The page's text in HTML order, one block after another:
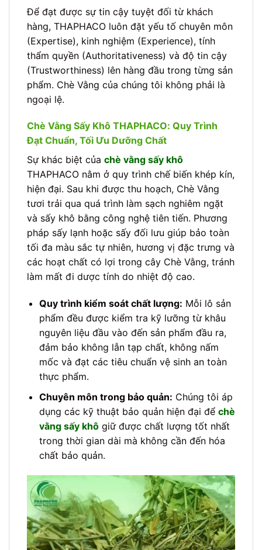
Để đạt được sự tin cậy tuyệt đối từ khách
hàng, THAPHACO luôn đặt yếu tố chuyên môn
(Expertise), kinh nghiệm (Experience), tính
thẩm quyền (Authoritativeness) và độ tin cậy
(Trustworthiness) lên hàng đầu trong từng sản
phẩm. Chè Vằng của chúng tôi không phải là
ngoại lệ.
Chè Vằng Sấy Khô THAPHACO: Quy Trình
Đạt Chuẩn, Tối Ưu Dưỡng Chất
Sự khác biệt của chè vằng sấy khô
THAPHACO nằm ở quy trình chế biến khép kín,
hiện đại. Sau khi được thu hoạch, Chè Vằng
tươi trải qua quá trình làm sạch nghiêm ngặt
và sấy khô bằng công nghệ tiên tiến. Phương
pháp sấy lạnh hoặc sấy đối lưu giúp bảo toàn
tối đa màu sắc tự nhiên, hương vị đặc trưng và
các hoạt chất có lợi trong cây Chè Vằng, tránh
làm mất đi dược tính do nhiệt độ cao.
Quy trình kiểm soát chất lượng: Mỗi lô sản
phẩm đều được kiểm tra kỹ lưỡng từ khâu
nguyên liệu đầu vào đến sản phẩm đầu ra,
đảm bảo không lẫn tạp chất, không nấm
mốc và đạt các tiêu chuẩn vệ sinh an toàn
thực phẩm.
Chuyên môn trong bảo quản: Chúng tôi áp
dụng các kỹ thuật bảo quản hiện đại để chè
vằng sấy khôgiữ được chất lượng tốt nhất
trong thời gian dài mà không cần đến hóa
chất bảo quản.